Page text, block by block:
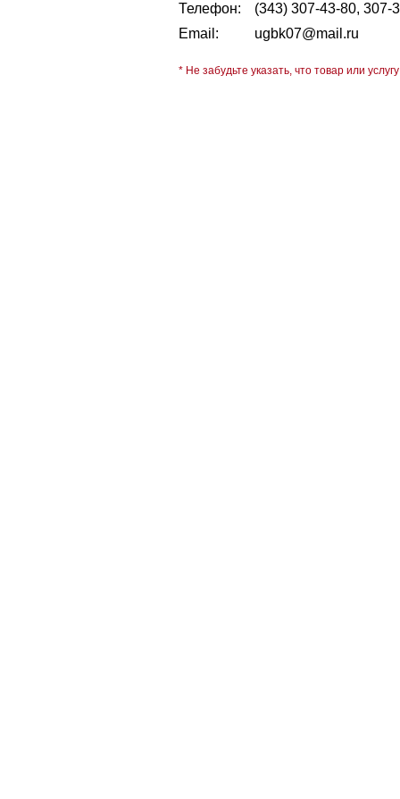
Телефон:
(343) 307-43-80, 307-
Email:
ugbk07@mail.ru
* Не забудьте указать, что товар или